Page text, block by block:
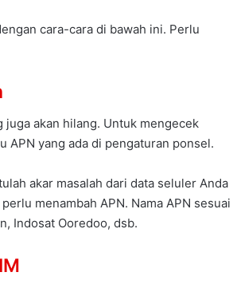
cara-cara di bawah ini. Perlu
akan hilang. Untuk mengecek
APN yang ada di pengaturan ponsel.
akar masalah dari data seluler Anda
menambah APN. Nama APN sesuai
Indosat Ooredoo, dsb.